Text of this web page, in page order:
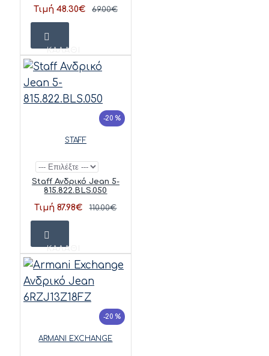
Τιμή 48.30€ 69.00€
ΚΑΛΆΘΙ
-20 %
STAFF
Staff Ανδρικό Jean 5-
815.822.BLS.050
Τιμή 87.98€ 110.00€
ΚΑΛΆΘΙ
-20 %
ARMANI EXCHANGE